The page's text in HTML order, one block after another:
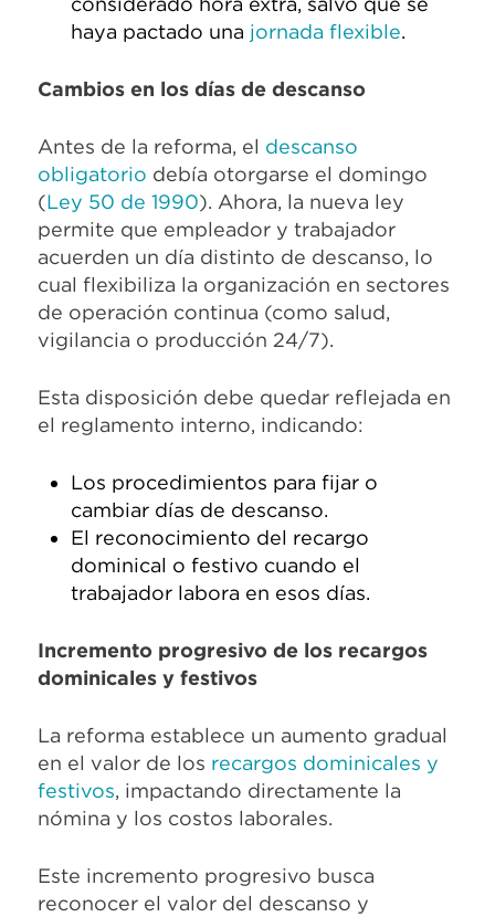
haya pactado una jornada flexible.
Cambios en los días de descanso
Antes de la reforma, el descanso
obligatorio debía otorgarse el domingo
(Ley 50 de 1990). Ahora, la nueva ley
permite que empleador y trabajador
acuerden un día distinto de descanso, lo
cual flexibiliza la organización en sectores
de operación continua (como salud,
vigilancia o producción 24/7).
Esta disposición debe quedar reflejada en
el reglamento interno, indicando:
Los procedimientos para fijar o
cambiar días de descanso.
El reconocimiento del recargo
dominical o festivo cuando el
trabajador labora en esos días.
Incremento progresivo de los recargos
dominicales y festivos
La reforma establece un aumento gradual
en el valor de los recargos dominicales y
festivos, impactando directamente la
nómina y los costos laborales.
Este incremento progresivo busca
reconocer el valor del descanso y